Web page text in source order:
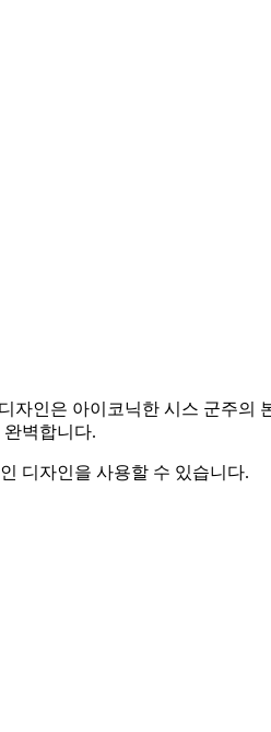
자인은 아이코닉한 시스 군주
벽합니다.
디자인을 사용할 수 있습니다.